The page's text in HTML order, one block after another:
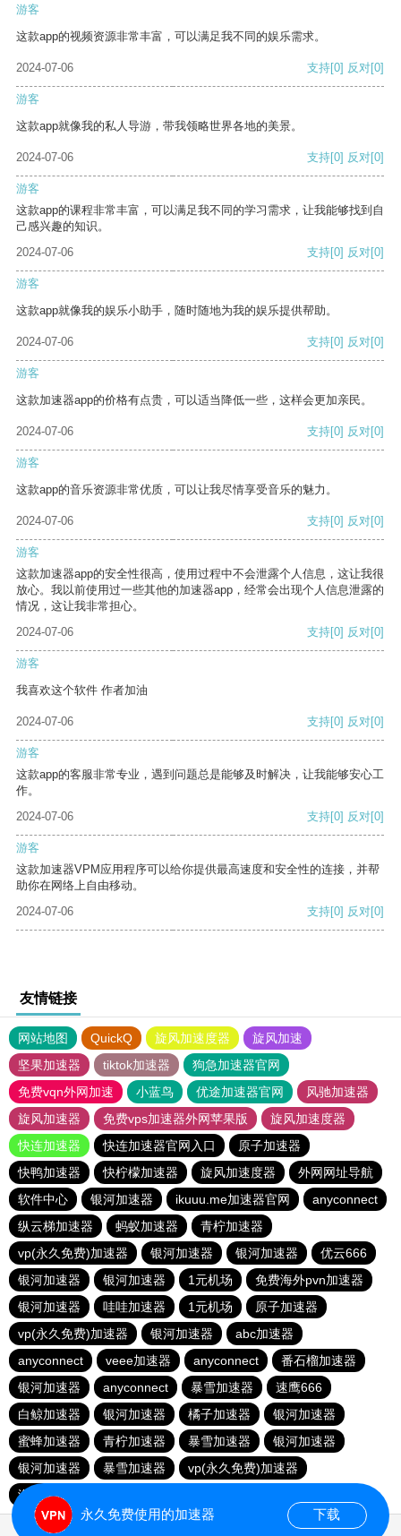
游客
这款app的视频资源非常丰富，可以满足我不同的娱乐需求。
2024-07-06 支持[0] 反对[0]
游客
这款app就像我的私人导游，带我领略世界各地的美景。
2024-07-06 支持[0] 反对[0]
游客
这款app的课程非常丰富，可以满足我不同的学习需求，让我能够找到自
己感兴趣的知识。
2024-07-06
支持[0] 反对[0]
游客
这款app就像我的娱乐小助手，随时随地为我的娱乐提供帮助。
2024-07-06 支持[0] 反对[0]
游客
这款加速器app的价格有点贵，可以适当降低一些，这样会更加亲民。
2024-07-06 支持[0] 反对[0]
游客
这款app的音乐资源非常优质，可以让我尽情享受音乐的魅力。
2024-07-06 支持[0] 反对[0]
游客
这款加速器app的安全性很高，使用过程中不会泄露个人信息，这让我很
放心。我以前使用过一些其他的加速器app，经常会出现个人信息泄露的
情况，这让我非常担心。
2024-07-06
支持[0] 反对[0]
游客
我喜欢这个软件 作者加油
2024-07-06 支持[0] 反对[0]
游客
这款app的客服非常专业，遇到问题总是能够及时解决，让我能够安心工
作。
2024-07-06
支持[0] 反对[0]
游客
这款加速器VPM应用程序可以给你提供最高速度和安全性的连接，并帮
助你在网络上自由移动。
2024-07-06
支持[0] 反对[0]
友情链接
网站地图 QuickQ 旋风加速度器
旋风加速
坚果加速器
tiktok加速器
狗急加速器官网
免费vqn外网加速
小蓝鸟 优途加速器官网
风驰加速器
旋风加速器
免费vps加速器外网苹果版
旋风加速度器
快连加速器
快连加速器官网入口
原子加速器
快鸭加速器
快柠檬加速器 旋风加速度器
外网网址导航
软件中心
银河加速器 ikuuu.me加速器官网
anyconnect
纵云梯加速器
蚂蚁加速器
青柠加速器
vp(永久免费)加速器
银河加速器 银河加速器
优云666
银河加速器
银河加速器 1元机场
免费海外pvn加速器
银河加速器
哇哇加速器 1元机场
原子加速器
vp(永久免费)加速器
银河加速器
abc加速器
anyconnect
veee加速器 anyconnect
番石榴加速器
银河加速器
anyconnect 暴雪加速器
速鹰666
白鲸加速器
银河加速器 橘子加速器
银河加速器
蜜蜂加速器
青柠加速器 暴雪加速器
银河加速器
银河加速器
暴雪加速器
vp(永久免费)加速器
海外梯子官网
永久免费使用的加速器 下载